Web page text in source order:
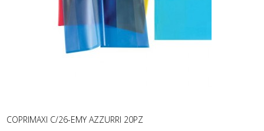
COPRIMAXI C/26-EMY AZZURRI 20PZ